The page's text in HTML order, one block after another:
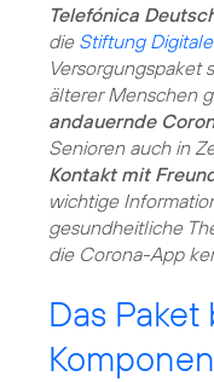
Telefónica
die Stiftung
Versorgungspaket
älterer Menschen
andauernde
Senioren auch in
Kontakt mit
wichtige
gesundheitliche
die Corona-App
Das